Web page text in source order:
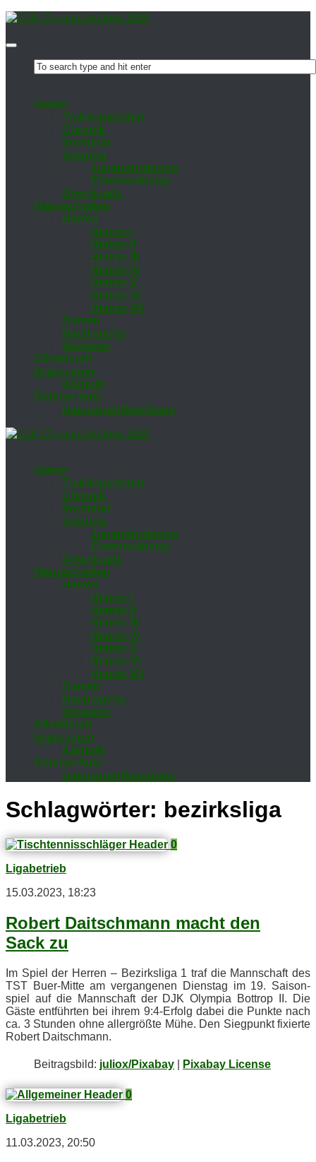
Ver­ein
Trai­nings­zei­ten
Chro­nik
Vor­stand
Sat­zung
Ju­gend­ord­nung
Eh­ren­ord­nung
Down­loads
Mann­schaf­ten
Her­ren
Her­ren I
Her­ren II
Her­ren III
Her­ren IV
Her­ren V
Her­ren VI
Her­ren VII
Da­men
Nach­wuchs
Se­nio­ren
Gäs­te­buch
Im­pres­sum
Kon­takt
Da­ten­schutz
Da­ten­zu­griffs­an­fra­ge
Ver­ein
Trai­nings­zei­ten
Chro­nik
Vor­stand
Sat­zung
Ju­gend­ord­nung
Eh­ren­ord­nung
Down­loads
Mann­schaf­ten
Her­ren
Her­ren I
Her­ren II
Her­ren III
Her­ren IV
Her­ren V
Her­ren VI
Her­ren VII
Da­men
Nach­wuchs
Se­nio­ren
Gäs­te­buch
Im­pres­sum
Kon­takt
Da­ten­schutz
Da­ten­zu­griffs­an­fra­ge
Schlagwörter: bezirksliga
0
Ligabetrieb
15.03.2023, 18:23
Ro­bert Dait­sch­mann macht den
Sack zu
Im Spiel der Her­ren – Be­zirks­li­ga 1 traf die Mann­schaft des
TST Buer-Mit­te am ver­gan­ge­nen Diens­tag im 19. Sai­son­
spiel auf die Mann­schaft der DJK Olym­pia Bot­trop II. Die
Gäs­te ent­führ­ten bei ih­rem 9:4‑Erfolg da­bei die Punk­te nach
ca. 3 Stun­den ohne al­ler­größ­te Mühe. Den Sieg­punkt fi­xier­te
Ro­bert Daitschmann.
Bei­trags­bild: juliox/Pixabay Pixabay License
0
Ligabetrieb
11.03.2023, 20:50